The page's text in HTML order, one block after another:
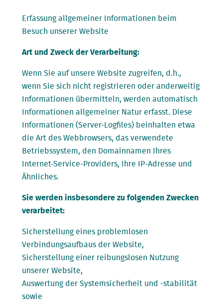
Erfassung allgemeiner Informationen beim
Besuch unserer Website
Art und Zweck der Verarbeitung:
Wenn Sie auf unsere Website zugreifen, d.h.,
wenn Sie sich nicht registrieren oder anderweitig
Informationen übermitteln, werden automatisch
Informationen allgemeiner Natur erfasst. Diese
Informationen (Server-Logfiles) beinhalten etwa
die Art des Webbrowsers, das verwendete
Betriebssystem, den Domainnamen Ihres
Internet-Service-Providers, Ihre IP-Adresse und
Ähnliches.
Sie werden insbesondere zu folgenden Zwecken
verarbeitet:
Sicherstellung eines problemlosen
Verbindungsaufbaus der Website,
Sicherstellung einer reibungslosen Nutzung
unserer Website,
Auswertung der Systemsicherheit und -stabilität
sowie